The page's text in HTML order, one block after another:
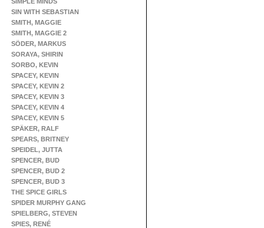
SIN WITH SEBASTIAN
SMITH, MAGGIE
SMITH, MAGGIE 2
SÖDER, MARKUS
SORAYA, SHIRIN
SORBO, KEVIN
SPACEY, KEVIN
SPACEY, KEVIN 2
SPACEY, KEVIN 3
SPACEY, KEVIN 4
SPACEY, KEVIN 5
SPÄKER, RALF
SPEARS, BRITNEY
SPEIDEL, JUTTA
SPENCER, BUD
SPENCER, BUD 2
SPENCER, BUD 3
THE SPICE GIRLS
SPIDER MURPHY GANG
SPIELBERG, STEVEN
SPIES, RENÉ